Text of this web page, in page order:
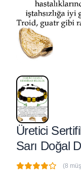
Üretici
Sarı Doğal
(8